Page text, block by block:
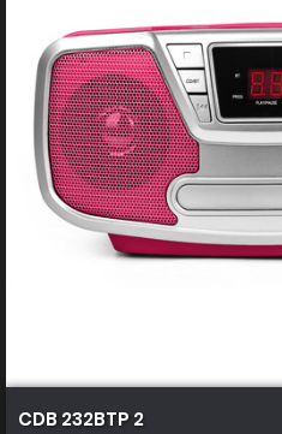
CDB 232BTP 2